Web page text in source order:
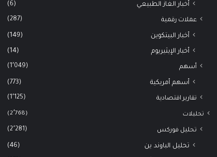
أخبار الغاز الطبيعي (6)
عملات رقمية (287)
أخبار البيتكوين (149)
أخبار الإيثيريوم (14)
أسهم (1٬049)
أسهم أمريكية (773)
تقارير اقتصادية (1٬125)
تحليلات (2٬768)
تحليل فوركس (2٬281)
تحليل الباوند ين (46)